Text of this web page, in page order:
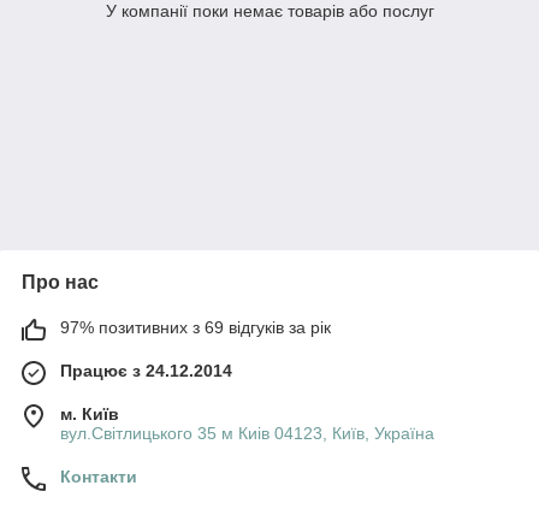
У компанії поки немає товарів або послуг
Про нас
97% позитивних з 69 відгуків за рік
Працює з 24.12.2014
м. Київ
вул.Світлицького 35 м Киів 04123, Київ, Україна
Контакти